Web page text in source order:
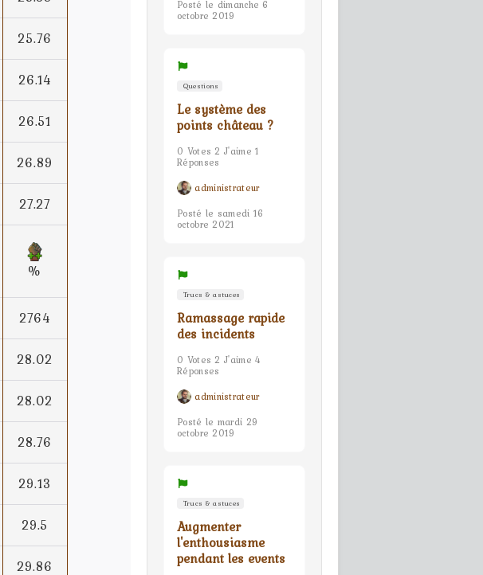
25.76
26.14
26.51
26.89
27.27
%
2764
28.02
28.02
28.76
29.13
29.5
29.86
Posté le dimanche 6
octobre 2019
Questions
Le système des
points château ?
0 Votes 2 J'aime 1
Réponses
administrateur
Posté le samedi 16
octobre 2021
Trucs & astuces
Ramassage rapide
des incidents
0 Votes 2 J'aime 4
Réponses
administrateur
Posté le mardi 29
octobre 2019
Trucs & astuces
Augmenter
l'enthousiasme
pendant les events